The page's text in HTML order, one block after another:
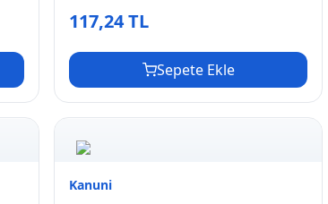
117,24 TL
Sepete Ekle
Kanuni